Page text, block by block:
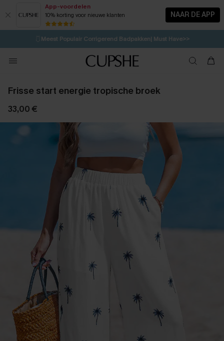
App-voordelen
10% korting voor nieuwe klanten NAAR DE APP
⚡️LAATSTE KANS | Tot 50% korting>>
🩱Meest Populair Corrigerend Badpakken| Must Have>>
💌Abonneer je & ontvang tot 15% korting>>
Koop 3, krijg 15% korting | CODE: SW15 13H:37M:51S
Frisse start energie tropische broek
33,00 €